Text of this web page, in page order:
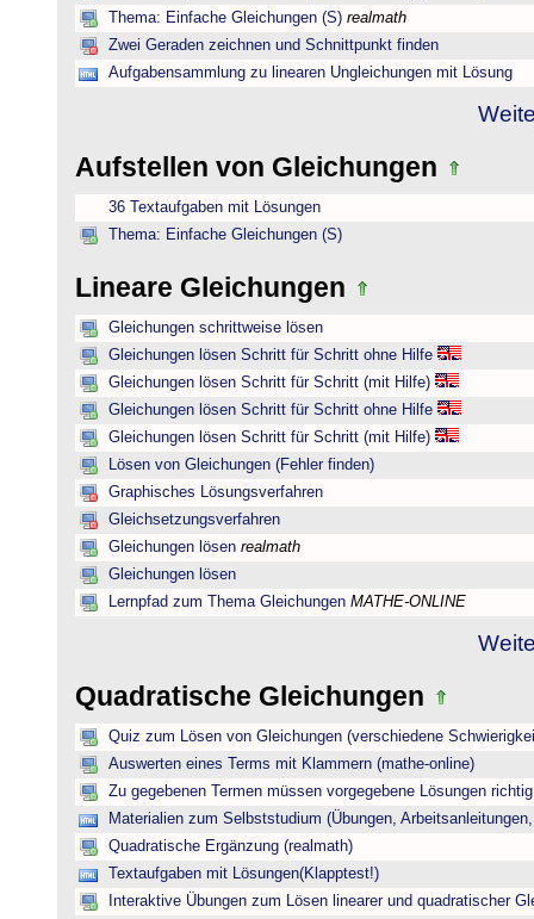
Thema: Einfache Gleichungen (S) realmath
Zwei Geraden zeichnen und Schnittpunkt finden
Aufgabensammlung zu linearen Ungleichungen mit Lösung
Aufstellen von Gleichungen
36 Textaufgaben mit Lösungen
Thema: Einfache Gleichungen (S)
Lineare Gleichungen
Gleichungen schrittweise lösen
Gleichungen lösen Schritt für Schritt ohne Hilfe
Gleichungen lösen Schritt für Schritt (mit Hilfe)
Gleichungen lösen Schritt für Schritt ohne Hilfe
Gleichungen lösen Schritt für Schritt (mit Hilfe)
Lösen von Gleichungen (Fehler finden)
Graphisches Lösungsverfahren
Gleichsetzungsverfahren
Gleichungen lösen realmath
Gleichungen lösen
Lernpfad zum Thema Gleichungen MATHE-ONLINE
Quadratische Gleichungen
Quiz zum Lösen von Gleichungen (verschiedene
Auswerten eines Terms mit Klammern (mathe-online)
Zu gegebenen Termen müssen vorgegebene Lösungen
Materialien zum Selbststudium (Übungen,
Quadratische Ergänzung (realmath)
Textaufgaben mit Lösungen(Klapptest!)
Interaktive Übungen zum Lösen linearer und quadratischer